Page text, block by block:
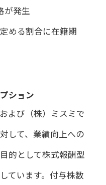
が発生
める割合に在籍期
ション
よび（株）ミスミで
して、業績向上への
的として株式報酬型
ています。付与株数